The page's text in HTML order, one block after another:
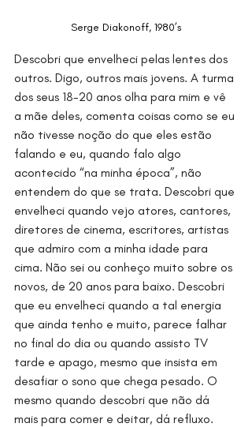
Serge Diakonoff, 1980’s
Descobri que envelheci pelas lentes dos
outros. Digo, outros mais jovens. A turma
dos seus 18-20 anos olha para mim e vê
a mãe deles, comenta coisas como se eu
não tivesse noção do que eles estão
falando e eu, quando falo algo
acontecido “na minha época”, não
entendem do que se trata. Descobri que
envelheci quando vejo atores, cantores,
diretores de cinema, escritores, artistas
que admiro com a minha idade para
cima. Não sei ou conheço muito sobre os
novos, de 20 anos para baixo. Descobri
que eu envelheci quando a tal energia
que ainda tenho e muito, parece falhar
no final do dia ou quando assisto TV
tarde e apago, mesmo que insista em
desafiar o sono que chega pesado. O
mesmo quando descobri que não dá
mais para comer e deitar, dá refluxo.